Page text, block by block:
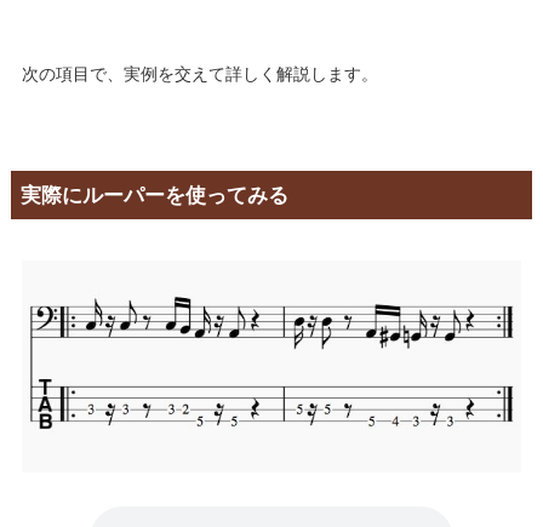
次の項目で、実例を交えて詳しく解説します。
実際にルーパーを使ってみる